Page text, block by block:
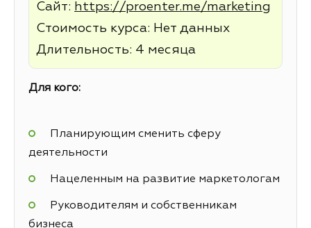
Сайт: https://proenter.me/marketing
Стоимость курса: Нет данных
Длительность: 4 месяца
Для кого:
Планирующим сменить сферу
деятельности
Нацеленным на развитие маркетологам
Руководителям и собственникам
бизнеса